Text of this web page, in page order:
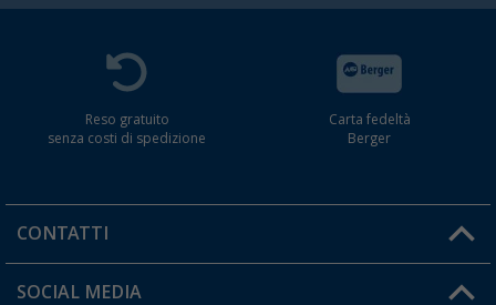
Reso gratuito
senza costi di spedizione
Carta fedeltà
Berger
CONTATTI
Orari di apertura del servizio:
SOCIAL MEDIA